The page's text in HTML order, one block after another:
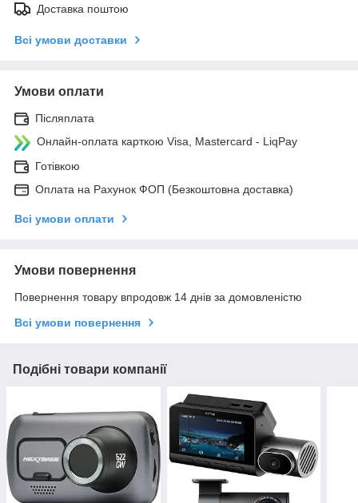
Доставка поштою
Всі умови доставки
Умови оплати
Післяплата
Онлайн-оплата карткою Visa, Mastercard - LiqPay
Готівкою
Оплата на Рахунок ФОП (Безкоштовна доставка)
Всі умови оплати
Умови повернення
Повернення товару впродовж 14 днів за домовленістю
Всі умови повернення
Подібні товари компанії